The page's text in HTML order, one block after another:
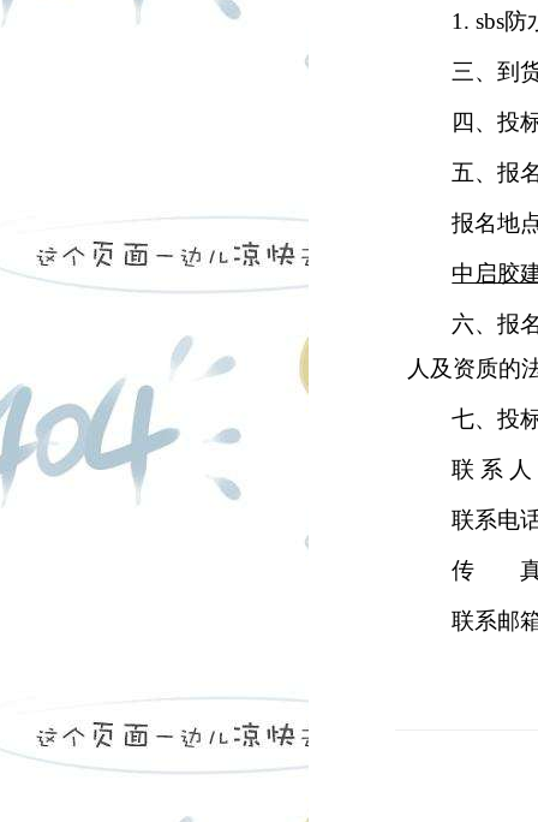
1. sbs防
三、到
四、投
五、报
报名地
中启胶
六、报
人及资质的
七、投
联 系
联系电
传 真
联系邮